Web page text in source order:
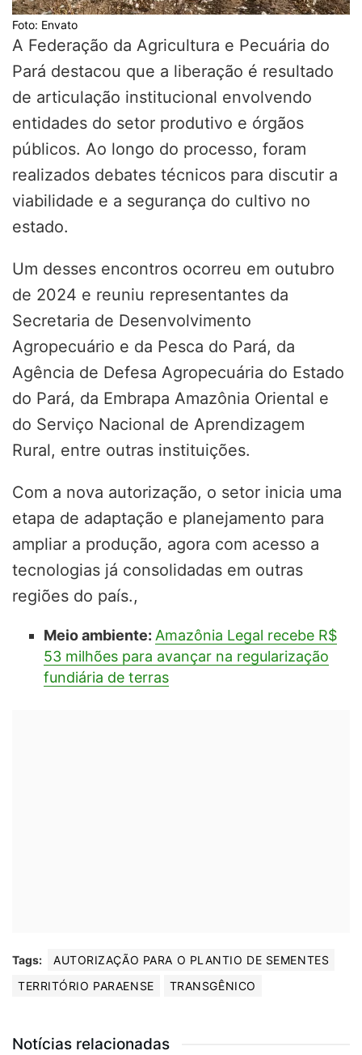
Foto: Envato
A Federação da Agricultura e Pecuária do
Pará destacou que a liberação é resultado
de articulação institucional envolvendo
entidades do setor produtivo e órgãos
públicos. Ao longo do processo, foram
realizados debates técnicos para discutir a
viabilidade e a segurança do cultivo no
estado.
Um desses encontros ocorreu em outubro
de 2024 e reuniu representantes da
Secretaria de Desenvolvimento
Agropecuário e da Pesca do Pará, da
Agência de Defesa Agropecuária do Estado
do Pará, da Embrapa Amazônia Oriental e
do Serviço Nacional de Aprendizagem
Rural, entre outras instituições.
Com a nova autorização, o setor inicia uma
etapa de adaptação e planejamento para
ampliar a produção, agora com acesso a
tecnologias já consolidadas em outras
regiões do país.,
Meio ambiente: Amazônia Legal recebe R$
53 milhões para avançar na regularização
fundiária de terras
Tags:
AUTORIZAÇÃO PARA O PLANTIO DE SEMENTES
TERRITÓRIO PARAENSE
TRANSGÊNICO
Notícias relacionadas